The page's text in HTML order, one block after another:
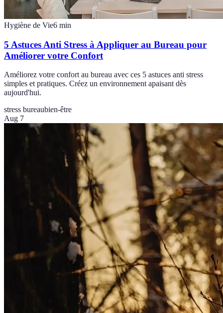
Hygiène de Vie6 min
5 Astuces Anti Stress à Appliquer au Bureau pour
Améliorer votre Confort
Améliorez votre confort au bureau avec ces 5 astuces anti stress
simples et pratiques. Créez un environnement apaisant dès
aujourd'hui.
stress bureaubien-être
Aug 7